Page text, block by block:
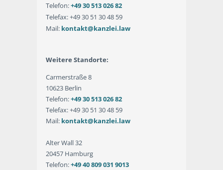
Telefon:+49 30 513 026 82
Telefax: +49 30 51 30 48 59
Mail: kontakt@kanzlei.law
Weitere Standorte:
Carmerstraße 8
10623 Berlin
Telefon:+49 30 513 026 82
Telefax: +49 30 51 30 48 59
Mail: kontakt@kanzlei.law
Alter Wall 32
20457 Hamburg
Telefon:+49 40 809 031 9013